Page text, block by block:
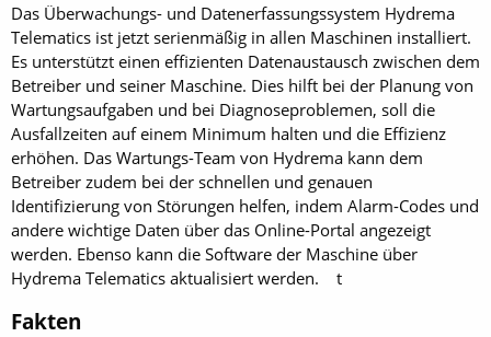
Das Überwachungs- und Datenerfassungssystem Hydrema
Telematics ist jetzt serienmäßig in allen Maschinen installiert.
Es unterstützt einen effizienten Datenaustausch zwischen dem
Betreiber und seiner Maschine. Dies hilft bei der Planung von
Wartungsaufgaben und bei Diagnoseproblemen, soll die
Ausfallzeiten auf einem Minimum halten und die Effizienz
erhöhen. Das Wartungs-Team von Hydrema kann dem
Betreiber zudem bei der schnellen und genauen
Identifizierung von Störungen helfen, indem Alarm-Codes und
andere wichtige Daten über das Online-Portal angezeigt
werden. Ebenso kann die Software der Maschine über
Hydrema Telematics aktualisiert werden. t
Fakten